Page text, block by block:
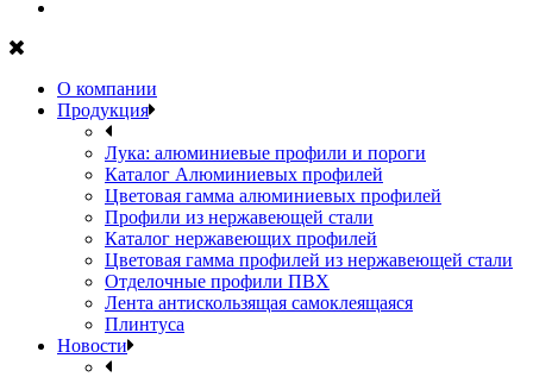
О компании
Продукция
Лука: алюминиевые профили и пороги
Каталог Алюминиевых профилей
Цветовая гамма алюминиевых профилей
Профили из нержавеющей стали
Каталог нержавеющих профилей
Цветовая гамма профилей из нержавеющей стали
Отделочные профили ПВХ
Лента антискользящая самоклеящаяся
Плинтуса
Новости